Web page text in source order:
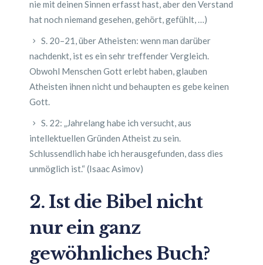
nie mit deinen Sinnen erfasst hast, aber den Verstand
hat noch niemand gesehen, gehört, gefühlt, …)
S. 20–21, über Atheisten: wenn man darüber
nachdenkt, ist es ein sehr treffender Vergleich.
Obwohl Menschen Gott erlebt haben, glauben
Atheisten ihnen nicht und behaupten es gebe keinen
Gott.
S. 22: „Jahrelang habe ich versucht, aus
intellektuellen Gründen Atheist zu sein.
Schlussendlich habe ich herausgefunden, dass dies
unmöglich ist.“ (Isaac Asimov)
2. Ist die Bibel nicht
nur ein ganz
gewöhnliches Buch?